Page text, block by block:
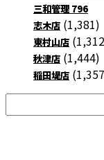
三和管理 796
志木店 (1,381)
東村山店
秋津店 (1,444)
稲田堤店